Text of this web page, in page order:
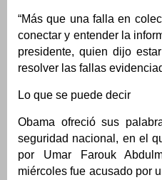
“Más que una falla en
conectar y entender la
presidente, quien dijo
resolver las fallas
Lo que se puede decir
Obama ofreció sus
seguridad nacional, en el
por Umar Farouk
miércoles fue acusado por